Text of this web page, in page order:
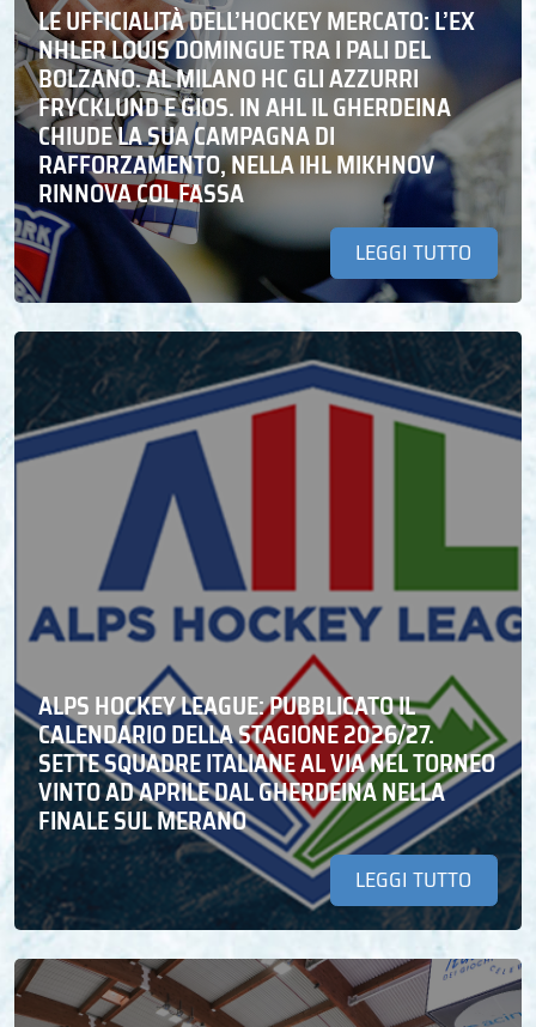
LE UFFICIALITÀ DELL’HOCKEY MERCATO: L’EX
NHLER LOUIS DOMINGUE TRA I PALI DEL
BOLZANO. AL MILANO HC GLI AZZURRI
FRYCKLUND E GIOS. IN AHL IL GHERDEINA
CHIUDE LA SUA CAMPAGNA DI
RAFFORZAMENTO, NELLA IHL MIKHNOV
RINNOVA COL FASSA
LEGGI TUTTO
ALPS HOCKEY LEAGUE: PUBBLICATO IL
CALENDARIO DELLA STAGIONE 2026/27.
SETTE SQUADRE ITALIANE AL VIA NEL TORNEO
VINTO AD APRILE DAL GHERDEINA NELLA
FINALE SUL MERANO
LEGGI TUTTO